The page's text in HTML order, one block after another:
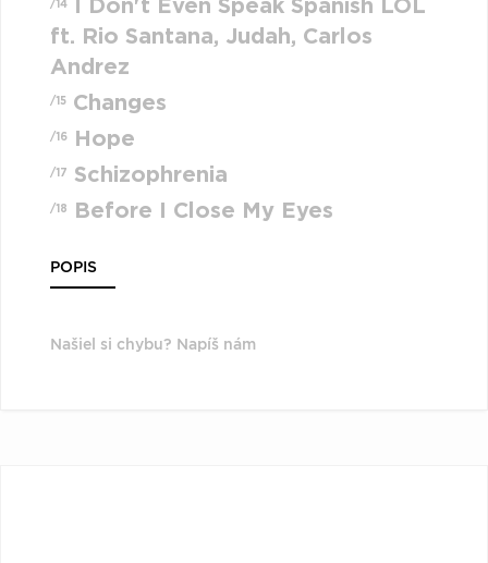
/14
I Don't Even Speak Spanish LOL
ft. Rio Santana, Judah, Carlos
Andrez
/15 Changes
/16 Hope
/17 Schizophrenia
/18 Before I Close My Eyes
POPIS
Našiel si chybu? Napíš nám